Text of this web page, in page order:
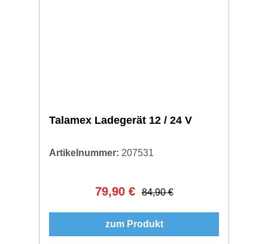
Talamex Ladegerät 12 / 24 V
Artikelnummer: 207531
Verkaufspreis:
79,90 € Regulärer Preis:
84,90 €
zum Produkt